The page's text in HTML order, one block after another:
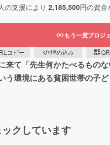
の支援により 2,185,500円の資金
もう一度プロジ
コピー 埋め込み
て「先生何かたべるもの
環境にある貧困世帯の子
クしています